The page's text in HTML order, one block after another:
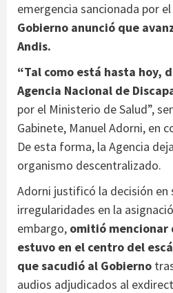
emergencia sancionada por
Gobierno anunció que
Andis.
“Tal como está hasta hoy,
Agencia Nacional de
por el Ministerio de Salud”,
Gabinete, Manuel Adorni, en
De esta forma, la Agencia
organismo descentralizado.
Adorni justificó la decisión en
irregularidades en la
embargo, omitió mencionar
estuvo en el centro del
que sacudió al Gobierno
audios adjudicados al